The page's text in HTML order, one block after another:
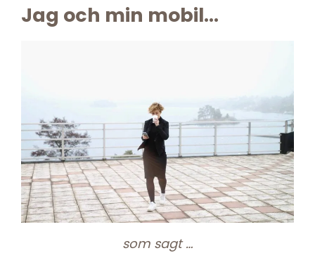
Jag och min mobil…
som sagt …